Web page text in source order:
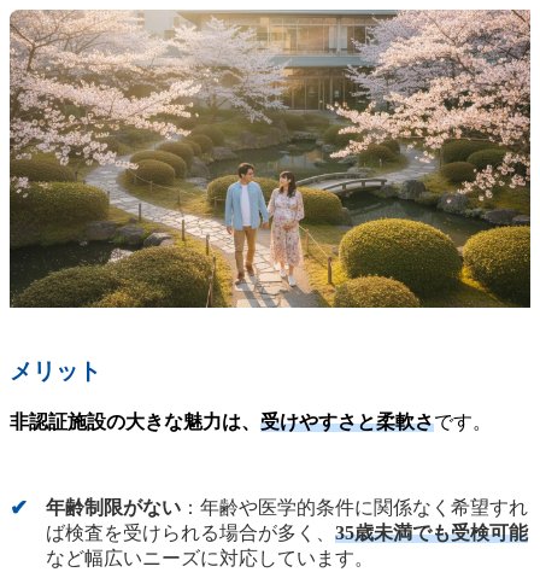
メリット
非認証施設の大きな魅力は、 受けやすさと柔軟さです。
年齢制限がない ：年齢や医学的条件に関係なく希望すれ
ば検査を受けられる場合が多く、 35歳未満でも受検可能
など幅広いニーズに対応しています。